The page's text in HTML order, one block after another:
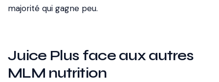
majorité qui gagne peu.
Juice Plus face aux autres
MLM nutrition